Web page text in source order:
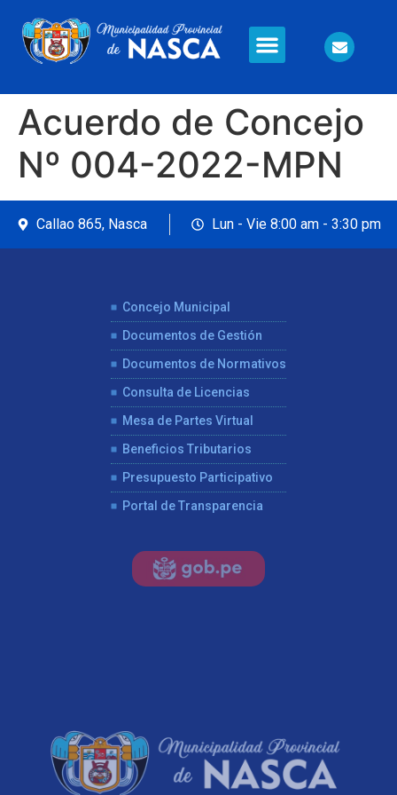
Acuerdo de Concejo
Nº 004-2022-MPN
Callao 865, Nasca Lun - Vie 8:00 am - 3:30 pm
Concejo Municipal
Documentos de Gestión
Documentos de Normativos
Consulta de Licencias
Mesa de Partes Virtual
Beneficios Tributarios
Presupuesto Participativo
Portal de Transparencia